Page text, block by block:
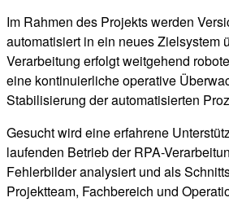
Im Rahmen des Projekts werden
automatisiert in ein neues Zielsystem
Verarbeitung erfolgt weitgehend
eine kontinuierliche operative
Stabilisierung der automatisierten
Gesucht wird eine erfahrene
laufenden Betrieb der RPA-
Fehlerbilder analysiert und als
Projektteam, Fachbereich und